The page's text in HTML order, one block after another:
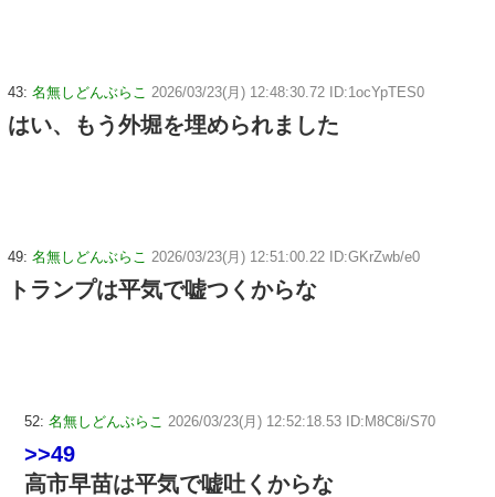
43: 名無しどんぶらこ 2026/03/23(月) 12:48:30.72 ID:1ocYpTES0
はい、もう外堀を埋められました
49: 名無しどんぶらこ 2026/03/23(月) 12:51:00.22 ID:GKrZwb/e0
トランプは平気で嘘つくからな
52: 名無しどんぶらこ 2026/03/23(月) 12:52:18.53 ID:M8C8i/S70
>>49
高市早苗は平気で嘘吐くからな